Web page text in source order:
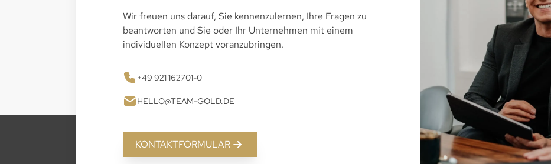
Wir freuen uns darauf, Sie kennenzulernen, Ihre Fragen zu
beantworten und Sie oder Ihr Unternehmen mit einem
individuellen Konzept voranzubringen.
+49 921 162701-0
HELLO@TEAM-GOLD.DE
KONTAKTFORMULAR